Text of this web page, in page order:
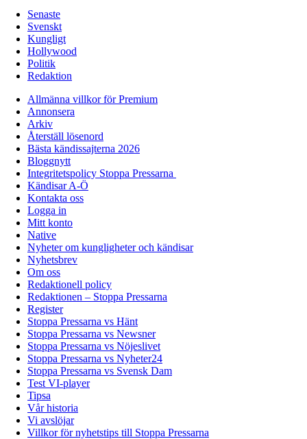
Senaste
Svenskt
Kungligt
Hollywood
Politik
Redaktion
Allmänna villkor för Premium
Annonsera
Arkiv
Återställ lösenord
Bästa kändissajterna 2026
Bloggnytt
Integritetspolicy Stoppa Pressarna
Kändisar A-Ö
Kontakta oss
Logga in
Mitt konto
Native
Nyheter om kungligheter och kändisar
Nyhetsbrev
Om oss
Redaktionell policy
Redaktionen – Stoppa Pressarna
Register
Stoppa Pressarna vs Hänt
Stoppa Pressarna vs Newsner
Stoppa Pressarna vs Nöjeslivet
Stoppa Pressarna vs Nyheter24
Stoppa Pressarna vs Svensk Dam
Test VI-player
Tipsa
Vår historia
Vi avslöjar
Villkor för nyhetstips till Stoppa Pressarna